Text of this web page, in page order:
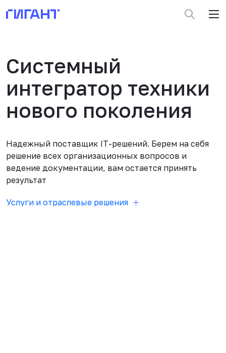
Системный
интегратор техники
нового поколения
Надежный поставщик IT-решений. Берем на себя
решение всех организационных вопросов и
ведение документации, вам остается принять
результат
Услуги и отраслевые решения